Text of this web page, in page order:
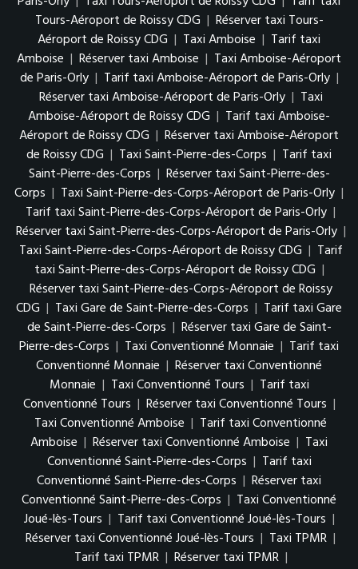
Tours-Aéroport de Roissy CDG | Réserver taxi Tours-
Aéroport de Roissy CDG | Taxi Amboise | Tarif taxi
Amboise | Réserver taxi Amboise | Taxi Amboise-Aéroport
de Paris-Orly | Tarif taxi Amboise-Aéroport de Paris-Orly |
Réserver taxi Amboise-Aéroport de Paris-Orly | Taxi
Amboise-Aéroport de Roissy CDG | Tarif taxi Amboise-
Aéroport de Roissy CDG | Réserver taxi Amboise-Aéroport
de Roissy CDG | Taxi Saint-Pierre-des-Corps | Tarif taxi
Saint-Pierre-des-Corps | Réserver taxi Saint-Pierre-des-
Corps | Taxi Saint-Pierre-des-Corps-Aéroport de Paris-Orly |
Tarif taxi Saint-Pierre-des-Corps-Aéroport de Paris-Orly |
Réserver taxi Saint-Pierre-des-Corps-Aéroport de Paris-Orly |
Taxi Saint-Pierre-des-Corps-Aéroport de Roissy CDG | Tarif
taxi Saint-Pierre-des-Corps-Aéroport de Roissy CDG |
Réserver taxi Saint-Pierre-des-Corps-Aéroport de Roissy
CDG | Taxi Gare de Saint-Pierre-des-Corps | Tarif taxi Gare
de Saint-Pierre-des-Corps | Réserver taxi Gare de Saint-
Pierre-des-Corps | Taxi Conventionné Monnaie | Tarif taxi
Conventionné Monnaie | Réserver taxi Conventionné
Monnaie | Taxi Conventionné Tours | Tarif taxi
Conventionné Tours | Réserver taxi Conventionné Tours |
Taxi Conventionné Amboise | Tarif taxi Conventionné
Amboise | Réserver taxi Conventionné Amboise | Taxi
Conventionné Saint-Pierre-des-Corps | Tarif taxi
Conventionné Saint-Pierre-des-Corps | Réserver taxi
Conventionné Saint-Pierre-des-Corps | Taxi Conventionné
Joué-lès-Tours | Tarif taxi Conventionné Joué-lès-Tours |
Réserver taxi Conventionné Joué-lès-Tours | Taxi TPMR |
Tarif taxi TPMR | Réserver taxi TPMR |